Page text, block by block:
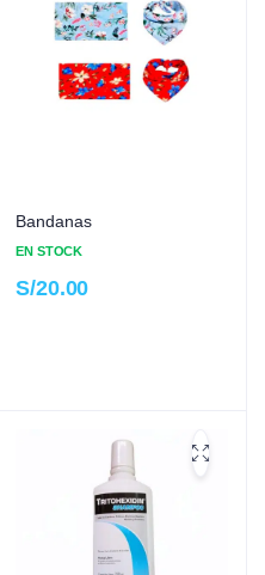
Bandanas
EN STOCK
S/20.00